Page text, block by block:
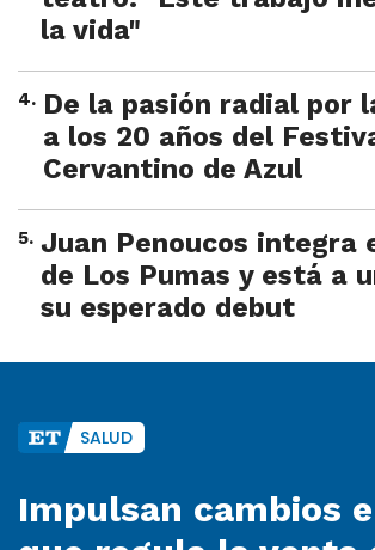
la vida"
4. De la pasión radial por
a los 20 años del
Cervantino de Azul
5. Juan Penoucos integra
de Los Pumas y está a
su esperado debut
SALUD
Impulsan cambios